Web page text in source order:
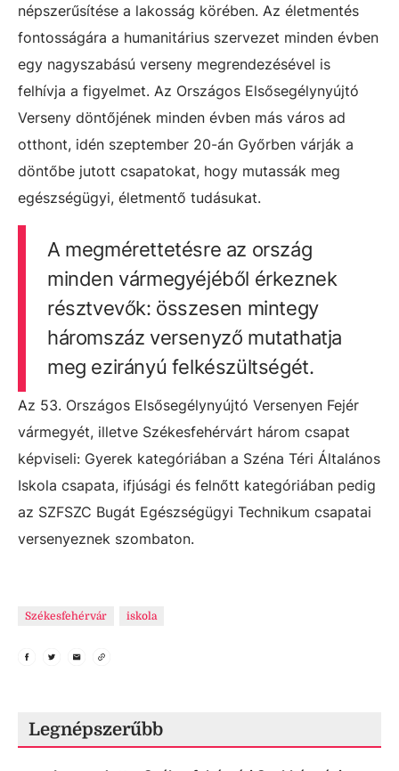
népszerűsítése a lakosság körében. Az életmentés
fontosságára a humanitárius szervezet minden évben
egy nagyszabású verseny megrendezésével is
felhívja a figyelmet. Az Országos Elsősegélynyújtó
Verseny döntőjének minden évben más város ad
otthont, idén szeptember 20-án Győrben várják a
döntőbe jutott csapatokat, hogy mutassák meg
egészségügyi, életmentő tudásukat.
A megmérettetésre az ország
minden vármegyéjéből érkeznek
résztvevők: összesen mintegy
háromszáz versenyző mutathatja
meg ezirányú felkészültségét.
Az 53. Országos Elsősegélynyújtó Versenyen Fejér
vármegyét, illetve Székesfehérvárt három csapat
képviseli: Gyerek kategóriában a Széna Téri Általános
Iskola csapata, ifjúsági és felnőtt kategóriában pedig
az SZFSZC Bugát Egészségügyi Technikum csapatai
versenyeznek szombaton.
Székesfehérvár iskola
Legnépszerűbb